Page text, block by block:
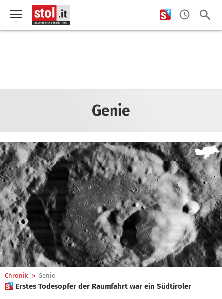
Genie
Chronik » Genie
 Erstes Todesopfer der Raumfahrt war ein Südtiroler